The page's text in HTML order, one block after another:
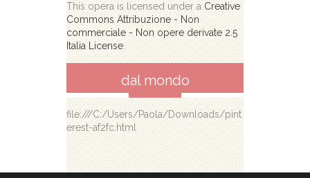
This opera is licensed under a Creative
Commons Attribuzione - Non
commerciale - Non opere derivate 2.5
Italia License.
dal mondo
file:///C:/Users/Paola/Downloads/pint
erest-af2fc.html